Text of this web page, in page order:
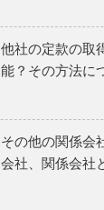
他社の定款の取
能？その方法に
その他の関係会
会社、関係会社